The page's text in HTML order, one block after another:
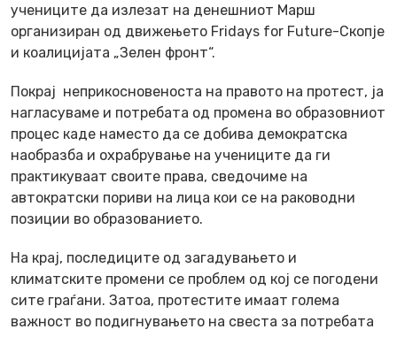
учениците да излезат на денешниот Марш
организиран од движењето Fridays for Future-Скопје
и коалицијата „Зелен фронт“.
Покрај неприкосновеноста на правото на протест, ја
нагласуваме и потребата од промена во образовниот
процес каде наместо да се добива демократска
наобразба и охрабрување на учениците да ги
практикуваат своите права, сведочиме на
автократски пориви на лица кои се на раководни
позиции во образованието.
На крај, последиците од загадувањето и
климатските промени се проблем од кој се погодени
сите граѓани. Затоа, протестите имаат голема
важност во подигнувањето на свеста за потребата